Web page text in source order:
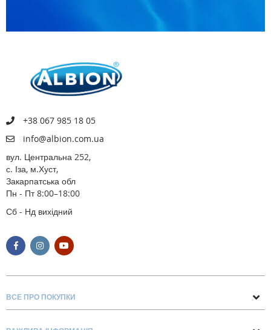
+38 067 985 18 05
info@albion.com.ua
вул. Центральна 252,
с. Іза, м.Хуст,
Закарпатська обл
Пн - Пт 8:00–18:00
Сб - Нд вихідний
ВСЕ ПРО ПОКУПКИ